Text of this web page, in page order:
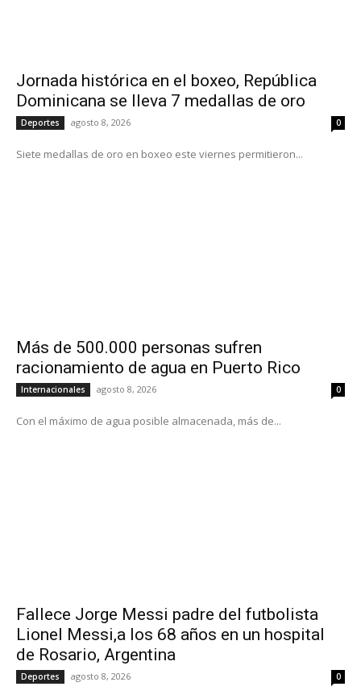
Jornada histórica en el boxeo, República
Dominicana se lleva 7 medallas de oro
Deportes agosto 8, 2026 0
Siete medallas de oro en boxeo este viernes permitieron...
Más de 500.000 personas sufren
racionamiento de agua en Puerto Rico
Internacionales agosto 8, 2026 0
Con el máximo de agua posible almacenada, más de...
Fallece Jorge Messi padre del futbolista
Lionel Messi,a los 68 años en un hospital
de Rosario, Argentina
Deportes agosto 8, 2026 0